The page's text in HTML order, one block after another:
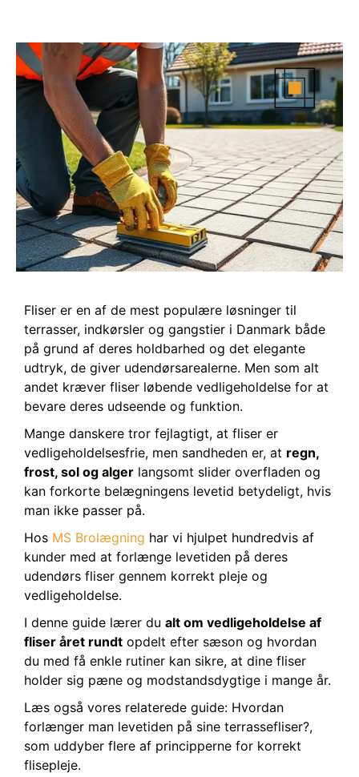
Fliser er en af de mest populære løsninger til
terrasser, indkørsler og gangstier i Danmark både
på grund af deres holdbarhed og det elegante
udtryk, de giver udendørsarealerne. Men som alt
andet kræver fliser løbende vedligeholdelse for at
bevare deres udseende og funktion.
Mange danskere tror fejlagtigt, at fliser er
vedligeholdelsesfrie, men sandheden er, at regn,
frost, sol og alger langsomt slider overfladen og
kan forkorte belægningens levetid betydeligt, hvis
man ikke passer på.
Hos MS Brolægning har vi hjulpet hundredvis af
kunder med at forlænge levetiden på deres
udendørs fliser gennem korrekt pleje og
vedligeholdelse.
I denne guide lærer du alt om vedligeholdelse af
fliser året rundt opdelt efter sæson og hvordan
du med få enkle rutiner kan sikre, at dine fliser
holder sig pæne og modstandsdygtige i mange år.
Læs også vores relaterede guide: Hvordan
forlænger man levetiden på sine terrassefliser?,
som uddyber flere af principperne for korrekt
flisepleje.